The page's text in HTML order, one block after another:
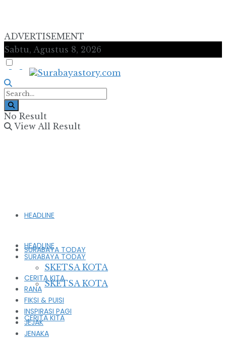
ADVERTISEMENT
Sabtu, Agustus 8, 2026
No Result
View All Result
HEADLINE
SURABAYA TODAY
SKETSA KOTA
CERITA KITA
HEADLINE
SURABAYA TODAY
SKETSA KOTA
CERITA KITA
RANA
FIKSI & PUISI
INSPIRASI PAGI
JEJAK
JENAKA